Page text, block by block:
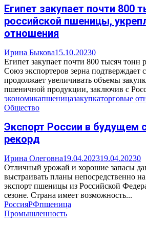
Египет закупает почти 800
российской пшеницы,
отношения
Ирина Быкова15.10.20230
Египет закупает почти 800 тысяч
Союз экспортеров зерна подтверждает
продолжает увеличивать объемы
пшеничной продукции, заключив с
экономикапшеницазакупкаторговые
Общество
Экспорт России в будущем
рекорд
Ирина Олеговна19.04.202319.04.20230
Отличный урожай и хорошие запасы
выстраивать планы непосредственно
экспорт пшеницы из Российской
сезоне. Страна имеет возможность...
РоссияРФпшеница
Промышленность